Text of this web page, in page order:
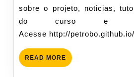
sobre o projeto, noticias,
do curso e
Acesse http://
READ MORE READ
MORE